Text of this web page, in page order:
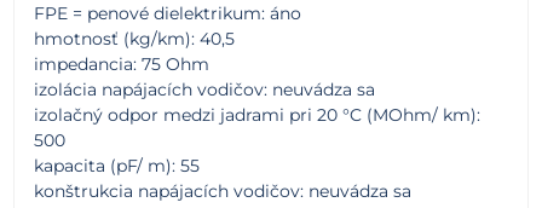
FPE = penové dielektrikum: áno
hmotnosť (kg/km): 40,5
impedancia: 75 Ohm
izolácia napájacích vodičov: neuvádza sa
izolačný odpor medzi jadrami pri 20 °C (MOhm/ km):
500
kapacita (pF/ m): 55
konštrukcia napájacích vodičov: neuvádza sa